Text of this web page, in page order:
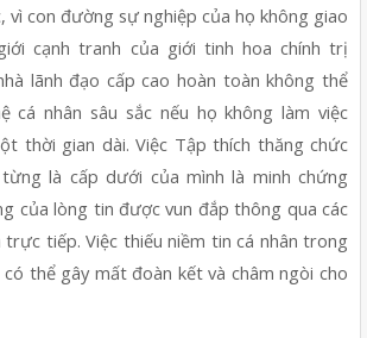
vì con đường sự nghiệp của họ không giao
cạnh tranh của giới tinh hoa chính trị
lãnh đạo cấp cao hoàn toàn không thể
cá nhân sâu sắc nếu họ không làm việc
thời gian dài. Việc Tập thích thăng chức
là cấp dưới của mình là minh chứng
của lòng tin được vun đắp thông qua các
tiếp. Việc thiếu niềm tin cá nhân trong
thể gây mất đoàn kết và châm ngòi cho